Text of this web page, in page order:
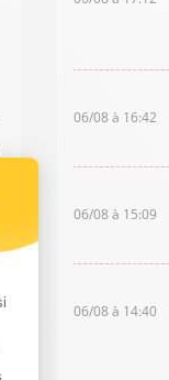
06/08 à 16:42
06/08 à 15:09
06/08 à 14:40